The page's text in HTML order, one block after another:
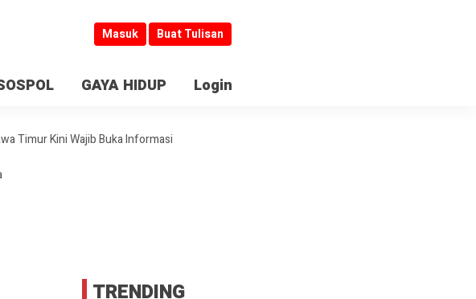
Masuk Buat Tulisan
GAYA HIDUP Login
Timur Kini Wajib Buka Informasi
TRENDING